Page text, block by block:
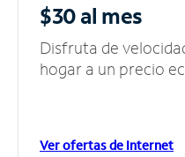
$30 al mes
Disfruta de
hogar a un precio
Ver ofertas de Internet